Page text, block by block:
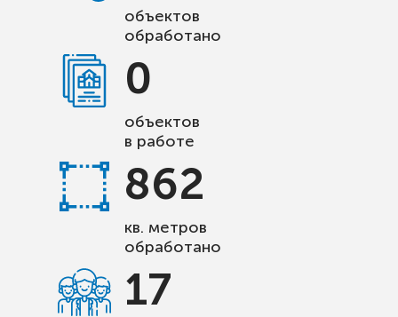
объектов
обработано
0
объектов
в работе
862
кв. метров
обработано
17